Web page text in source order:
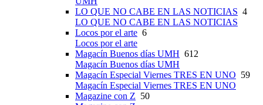
LO QUE NO CABE EN LAS NOTICIAS 4
LO QUE NO CABE EN LAS NOTICIAS
Locos por el arte 6
Locos por el arte
Magacín Buenos días UMH 612
Magacín Buenos días UMH
Magacín Especial Viernes TRES EN UNO 59
Magacín Especial Viernes TRES EN UNO
Magazine con Z 50